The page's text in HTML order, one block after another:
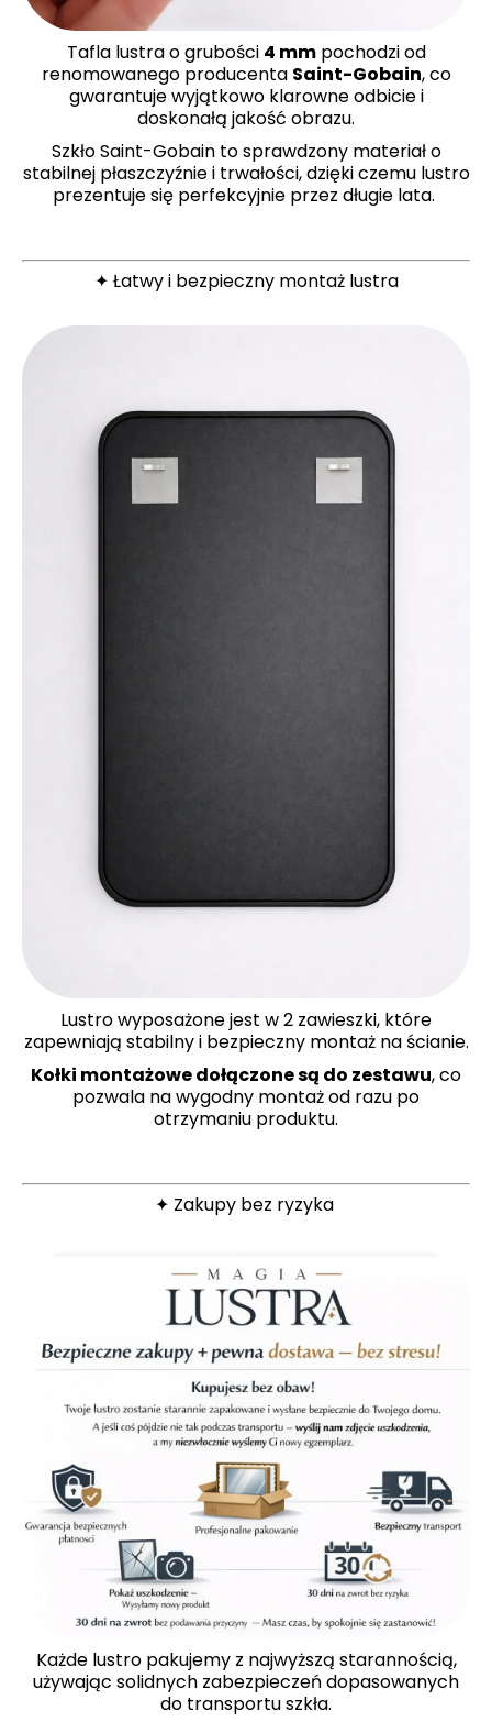
Tafla lustra o grubości 4 mmpochodzi od
renomowanego producenta Saint-Gobain, co
gwarantuje wyjątkowo klarowne odbicie i
doskonałą jakość obrazu.
Szkło Saint-Gobain to sprawdzony materiał o
stabilnej płaszczyźnie i trwałości, dzięki czemu lustro
prezentuje się perfekcyjnie przez długie lata.
✦ Łatwy i bezpieczny montaż lustra
Lustro wyposażone jest w 2 zawieszki, które
zapewniają stabilny i bezpieczny montaż na ścianie.
Kołki montażowe dołączone są do zestawu, co
pozwala na wygodny montaż od razu po
otrzymaniu produktu.
✦ Zakupy bez ryzyka
Każde lustro pakujemy z najwyższą starannością,
używając solidnych zabezpieczeń dopasowanych
do transportu szkła.